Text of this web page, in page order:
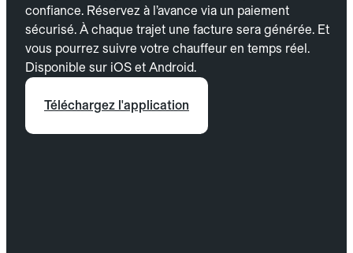
confiance. Réservez à l’avance via un paiement
sécurisé. À chaque trajet une facture sera générée. Et
vous pourrez suivre votre chauffeur en temps réel.
Disponible sur iOS et Android.
Téléchargez l'application